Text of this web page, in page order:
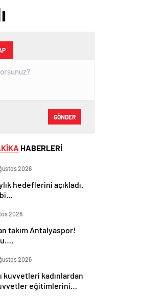
GÖNDER
HABERLERİ
2026
hedeflerini açıkladı.
2026
takım Antalyaspor!
2026
kuvvetleri kadınlardan
eğitimlerini